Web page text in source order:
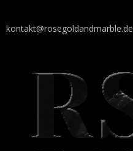
kontakt@rosegoldandmarble.de